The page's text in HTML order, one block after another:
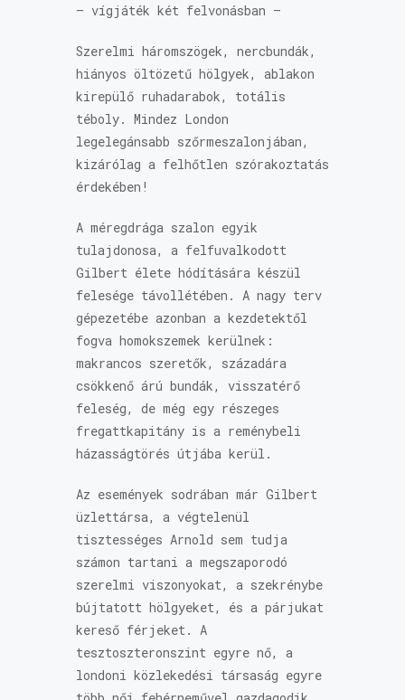
– vígjáték két felvonásban –
Szerelmi háromszögek, nercbundák,
hiányos öltözetű hölgyek, ablakon
kirepülő ruhadarabok, totális
téboly. Mindez London
legelegánsabb szőrmeszalonjában,
kizárólag a felhőtlen szórakoztatás
érdekében!
A méregdrága szalon egyik
tulajdonosa, a felfuvalkodott
Gilbert élete hódítására készül
felesége távollétében. A nagy terv
gépezetébe azonban a kezdetektől
fogva homokszemek kerülnek:
makrancos szeretők, századára
csökkenő árú bundák, visszatérő
feleség, de még egy részeges
fregattkapitány is a reménybeli
házasságtörés útjába kerül.
Az események sodrában már Gilbert
üzlettársa, a végtelenül
tisztességes Arnold sem tudja
számon tartani a megszaporodó
szerelmi viszonyokat, a szekrénybe
bújtatott hölgyeket, és a párjukat
kereső férjeket. A
tesztoszteronszint egyre nő, a
londoni közlekedési társaság egyre